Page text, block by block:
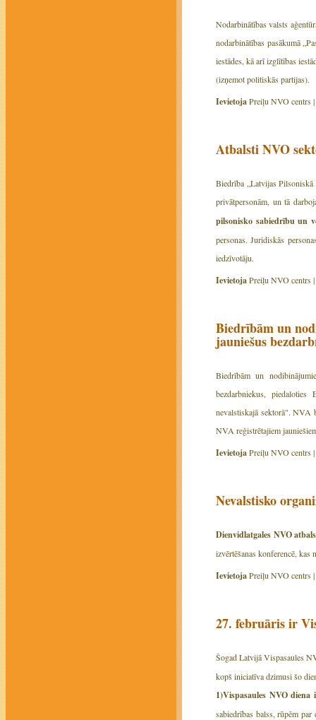
Nodarbinātības valsts
nodarbinātības pasākumā
iestādes, kā arī izglītības
(izņemot politiskās partijas).
IevietojaPreiļu NVO centrs |
Atbalsti NVO
Biedrība „Latvijas
privātpersonām, un tā
pilsonisko sabiedrību un
personas. Juridiskās
iedzīvotāju.
IevietojaPreiļu NVO centrs |
Biedrībām un
jauniešus
Biedrībām un
bezdarbniekus, piedaloties
nevalstiskajā sektorā". NVA
NVA reģistrētajiem
IevietojaPreiļu NVO centrs |
Nevalstisko
Dienvidlatgales NVO
izvērtēšanas konferencē,
IevietojaPreiļu NVO centrs |
27. februāris ir
Šogad Latvijā Vispasaules
kopš iniciatīva dzimusi šo
1)Vispasaules NVO
sabiedrības balss, rūpēm